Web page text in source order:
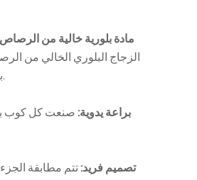
مادة بلورية خالية من
الزجاج البلوري الخالي من
بعد الاستخدام على المدى الطويل.
براعة يدوية:صنعت كل كوب
تصميم فريد:تتم مطابقة